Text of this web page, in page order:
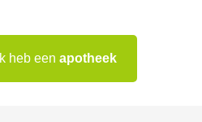
Ik heb een apotheek